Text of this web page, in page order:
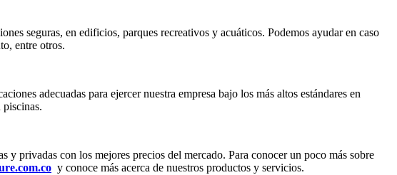
seguras, en edificios, parques recreativos y acuáticos. Podemos ayudar en caso
entre otros.
adecuadas para ejercer nuestra empresa bajo los más altos estándares en
privadas con los mejores precios del mercado. Para conocer un poco más sobre
y conoce más acerca de nuestros productos y servicios.